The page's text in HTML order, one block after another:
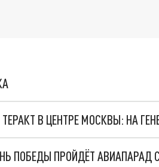
В ЦЕНТРЕ МОСКВЫ: НА
ПОБЕДЫ ПРОЙДЁТ АВИАПАРАД